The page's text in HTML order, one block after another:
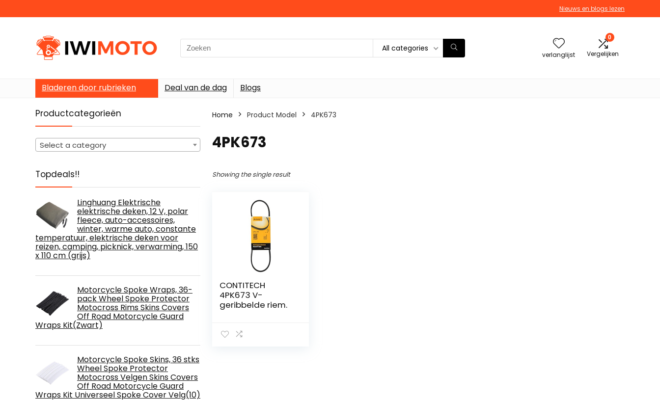
Nieuws en blogs lezen
Search
for:
All categories
verlanglijst
0
Vergelijken
Bladeren door rubrieken Deal van de dag Blogs
Productcategorieën
Select a category
Topdeals!!
Linghuang Elektrische
elektrische deken, 12 V, polar
fleece, auto-accessoires,
winter, warme auto, constante
temperatuur, elektrische deken voor
reizen, camping, picknick, verwarming, 150
x 110 cm (grijs)
Motorcycle Spoke Wraps, 36-
pack Wheel Spoke Protector
Motocross Rims Skins Covers
Off Road Motorcycle Guard
Wraps Kit(Zwart)
Motorcycle Spoke Skins, 36 stks
Wheel Spoke Protector
Motocross Velgen Skins Covers
Off Road Motorcycle Guard
Wraps Kit Universeel Spoke Cover Velg(10)
Home Product Model ‎4PK673
‎4PK673
Showing the single result
CONTITECH
4PK673 V-
geribbelde riem.